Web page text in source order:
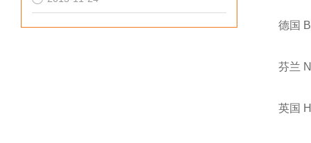
德国
芬兰
英国